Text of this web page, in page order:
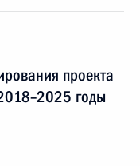
проекта
годы